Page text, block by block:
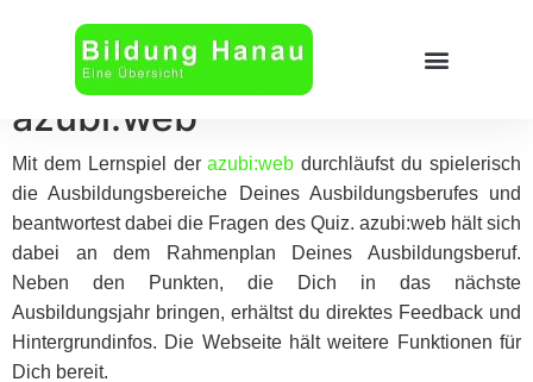
azubi:web
Mit dem Lernspiel derazubi:web durchläufst du spielerisch
die Ausbildungsbereiche Deines Ausbildungsberufes und
beantwortest dabei die Fragen des Quiz. azubi:web hält sich
dabei an dem Rahmenplan Deines Ausbildungsberuf.
Neben den Punkten, die Dich in das nächste
Ausbildungsjahr bringen, erhältst du direktes Feedback und
Hintergrundinfos. Die Webseite hält weitere Funktionen für
Dich bereit.